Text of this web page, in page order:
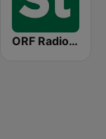
ORF Radio Steiermark